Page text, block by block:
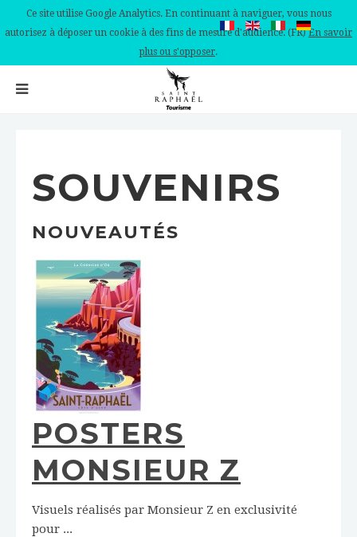
Ce site utilise Google Analytics. En continuant à naviguer, vous nous
autorisez à déposer un cookie à des fins de mesure d'audience. (FR)En savoir
plus ou s'opposer.
SOUVENIRS
NOUVEAUTÉS
POSTERS
MONSIEUR Z
Visuels réalisés par Monsieur Z en exclusivité
pour ...